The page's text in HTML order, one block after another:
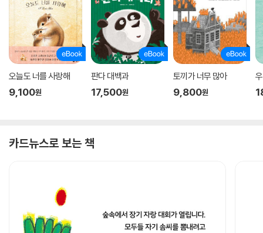
오늘도 너를 사랑해
9,100원
판다 대백과
17,500원
토끼가 너무 많아
9,800원
카드뉴스로 보는 책